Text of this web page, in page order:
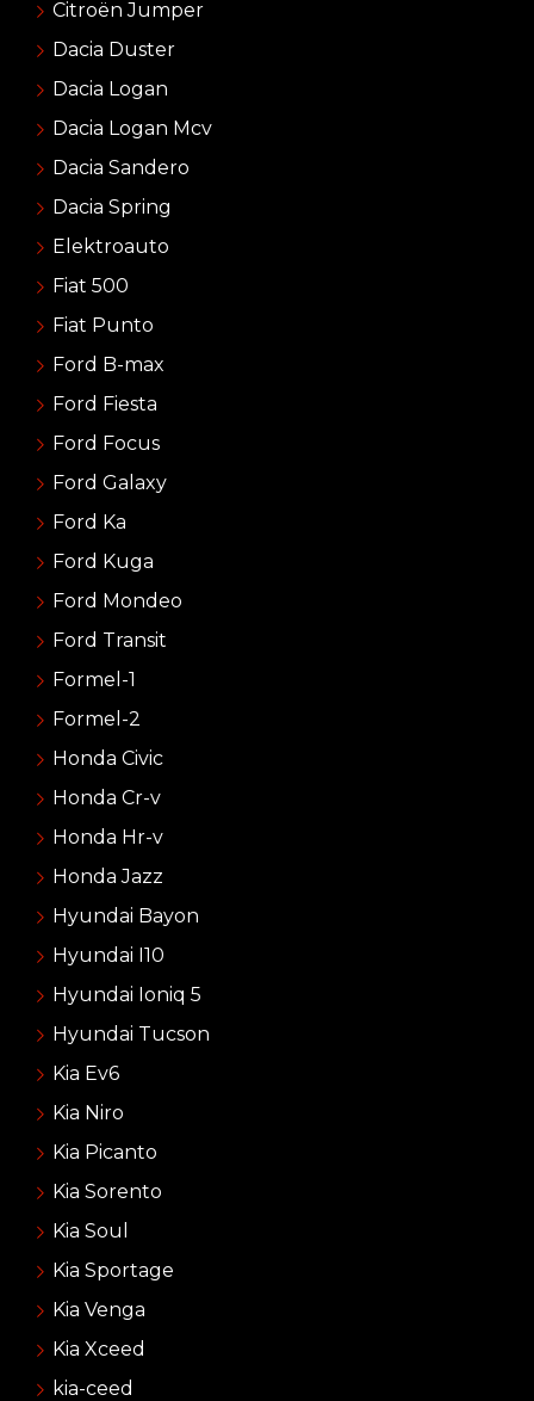
Citroën Jumper
Dacia Duster
Dacia Logan
Dacia Logan Mcv
Dacia Sandero
Dacia Spring
Elektroauto
Fiat 500
Fiat Punto
Ford B-max
Ford Fiesta
Ford Focus
Ford Galaxy
Ford Ka
Ford Kuga
Ford Mondeo
Ford Transit
Formel-1
Formel-2
Honda Civic
Honda Cr-v
Honda Hr-v
Honda Jazz
Hyundai Bayon
Hyundai I10
Hyundai Ioniq 5
Hyundai Tucson
Kia Ev6
Kia Niro
Kia Picanto
Kia Sorento
Kia Soul
Kia Sportage
Kia Venga
Kia Xceed
kia-ceed